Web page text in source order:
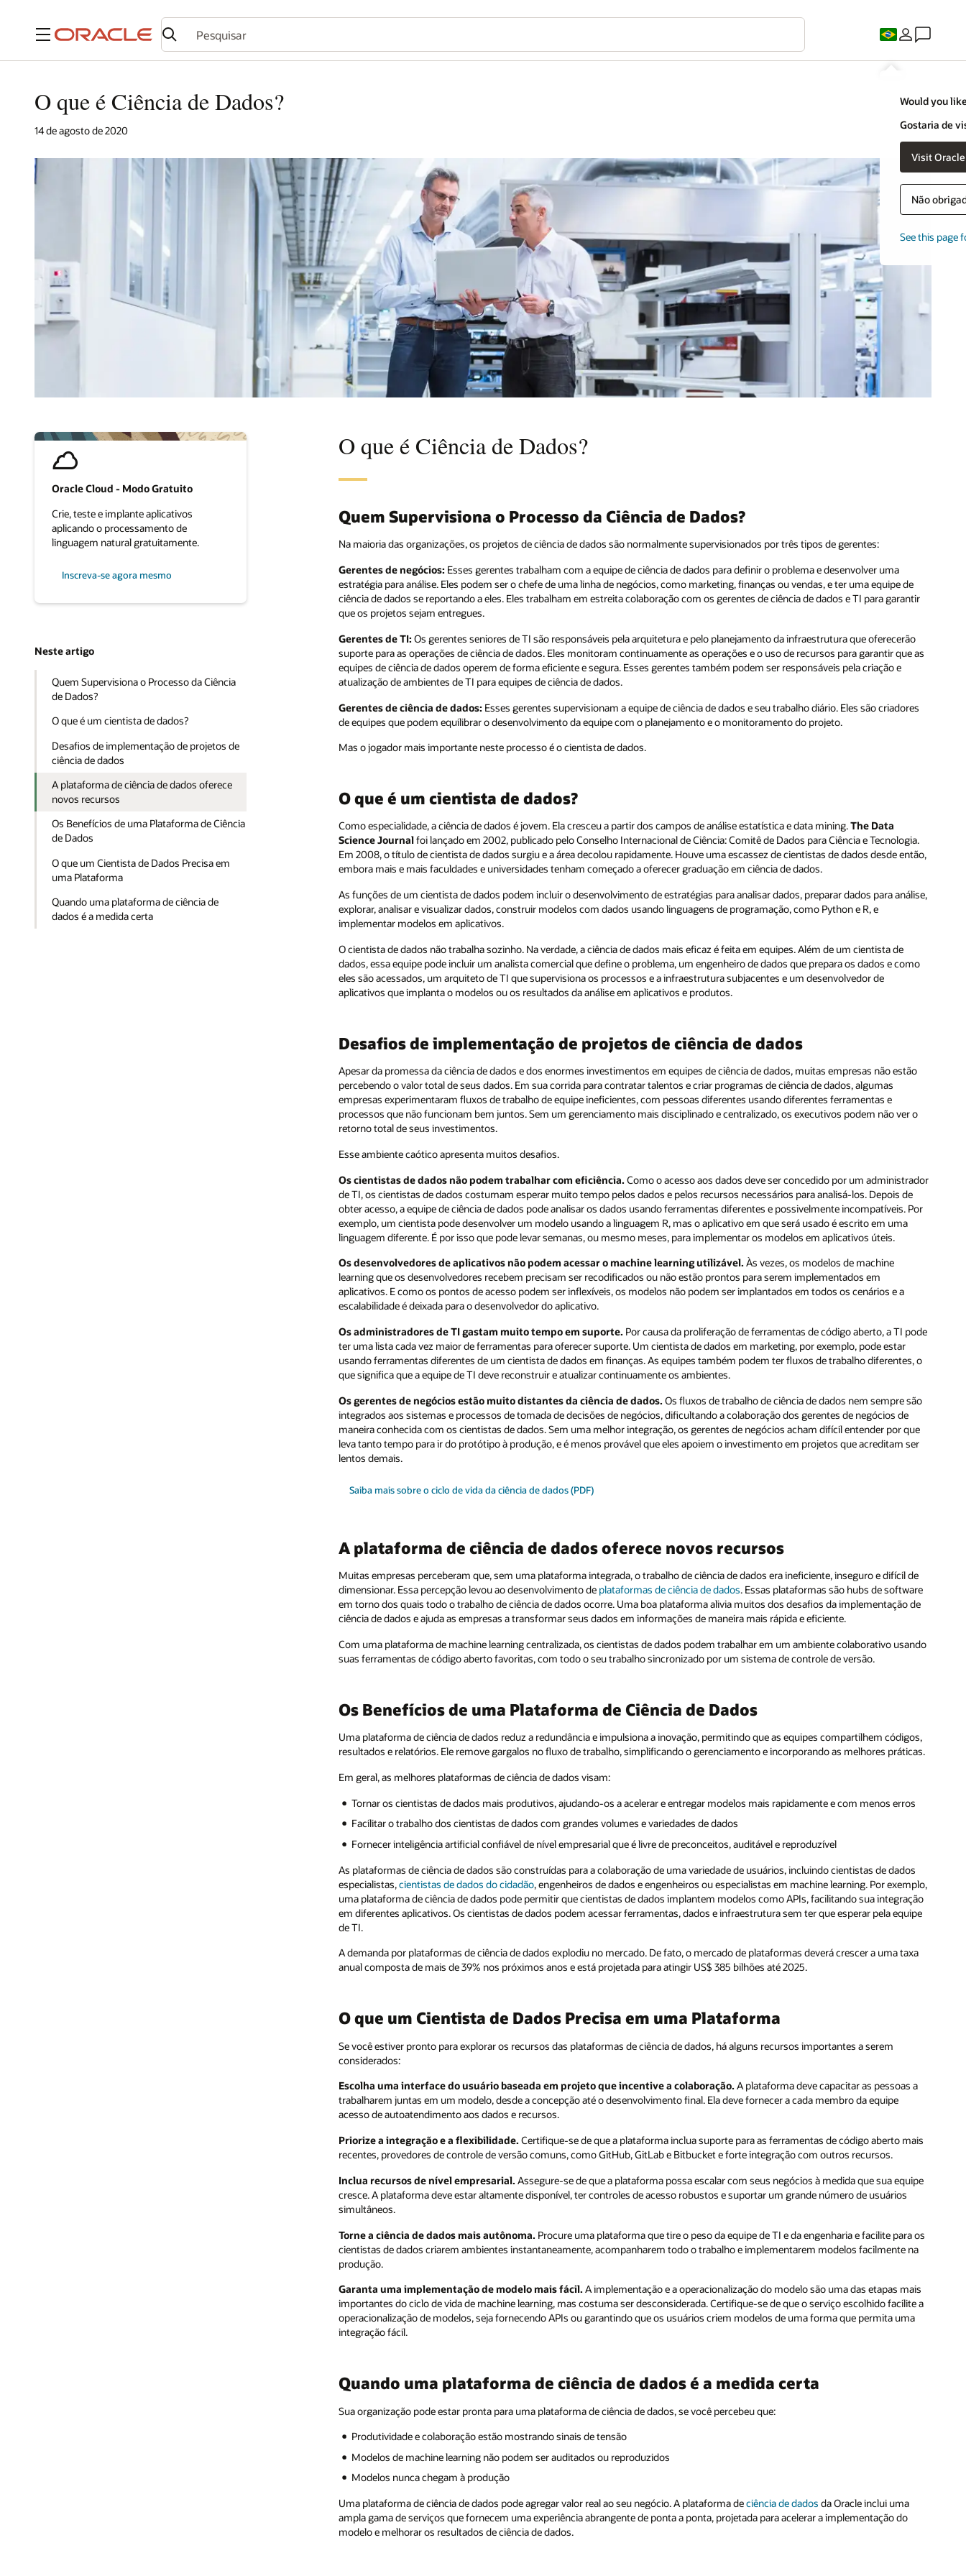
Menu
Would you
Gostaria de
Visit
Não
See this page
O que é Ciência de Dados?
14 de agosto de 2020
Oracle Cloud - Modo Gratuito
Crie, teste e implante aplicativos
aplicando o processamento de
linguagem natural gratuitamente.
Inscreva-se agora mesmo
Neste artigo
Quem Supervisiona o Processo da Ciência
de Dados?
O que é um cientista de dados?
Desafios de implementação de projetos de
ciência de dados
A plataforma de ciência de dados oferece
novos recursos
Os Benefícios de uma Plataforma de Ciência
de Dados
O que um Cientista de Dados Precisa em
uma Plataforma
Quando uma plataforma de ciência de
dados é a medida certa
O que é Ciência de Dados?
Quem Supervisiona o Processo da Ciência de Dados?
Na maioria das organizações, os projetos de ciência de dados são normalmente supervisionados por três tipos de gerentes:
Gerentes de negócios: Esses gerentes trabalham com a equipe de ciência de dados para definir o problema e desenvolver uma
estratégia para análise. Eles podem ser o chefe de uma linha de negócios, como marketing, finanças ou vendas, e ter uma equipe de
ciência de dados se reportando a eles. Eles trabalham em estreita colaboração com os gerentes de ciência de dados e TI para garantir
que os projetos sejam entregues.
Gerentes de TI: Os gerentes seniores de TI são responsáveis pela arquitetura e pelo planejamento da infraestrutura que oferecerão
suporte para as operações de ciência de dados. Eles monitoram continuamente as operações e o uso de recursos para garantir que as
equipes de ciência de dados operem de forma eficiente e segura. Esses gerentes também podem ser responsáveis pela criação e
atualização de ambientes de TI para equipes de ciência de dados.
Gerentes de ciência de dados: Esses gerentes supervisionam a equipe de ciência de dados e seu trabalho diário. Eles são criadores
de equipes que podem equilibrar o desenvolvimento da equipe com o planejamento e o monitoramento do projeto.
Mas o jogador mais importante neste processo é o cientista de dados.
O que é um cientista de dados?
Como especialidade, a ciência de dados é jovem. Ela cresceu a partir dos campos de análise estatística e data mining.The Data
Science Journalfoi lançado em 2002, publicado pelo Conselho Internacional de Ciência: Comitê de Dados para Ciência e Tecnologia.
Em 2008, o título de cientista de dados surgiu e a área decolou rapidamente. Houve uma escassez de cientistas de dados desde então,
embora mais e mais faculdades e universidades tenham começado a oferecer graduação em ciência de dados.
As funções de um cientista de dados podem incluir o desenvolvimento de estratégias para analisar dados, preparar dados para análise,
explorar, analisar e visualizar dados, construir modelos com dados usando linguagens de programação, como Python e R, e
implementar modelos em aplicativos.
O cientista de dados não trabalha sozinho. Na verdade, a ciência de dados mais eficaz é feita em equipes. Além de um cientista de
dados, essa equipe pode incluir um analista comercial que define o problema, um engenheiro de dados que prepara os dados e como
eles são acessados, um arquiteto de TI que supervisiona os processos e a infraestrutura subjacentes e um desenvolvedor de
aplicativos que implanta o modelos ou os resultados da análise em aplicativos e produtos.
Desafios de implementação de projetos de ciência de dados
Apesar da promessa da ciência de dados e dos enormes investimentos em equipes de ciência de dados, muitas empresas não estão
percebendo o valor total de seus dados. Em sua corrida para contratar talentos e criar programas de ciência de dados, algumas
empresas experimentaram fluxos de trabalho de equipe ineficientes, com pessoas diferentes usando diferentes ferramentas e
processos que não funcionam bem juntos. Sem um gerenciamento mais disciplinado e centralizado, os executivos podem não ver o
retorno total de seus investimentos.
Esse ambiente caótico apresenta muitos desafios.
Os cientistas de dados não podem trabalhar com eficiência. Como o acesso aos dados deve ser concedido por um administrador
de TI, os cientistas de dados costumam esperar muito tempo pelos dados e pelos recursos necessários para analisá-los. Depois de
obter acesso, a equipe de ciência de dados pode analisar os dados usando ferramentas diferentes e possivelmente incompatíveis. Por
exemplo, um cientista pode desenvolver um modelo usando a linguagem R, mas o aplicativo em que será usado é escrito em uma
linguagem diferente. É por isso que pode levar semanas, ou mesmo meses, para implementar os modelos em aplicativos úteis.
Os desenvolvedores de aplicativos não podem acessar o machine learning utilizável. Às vezes, os modelos de machine
learning que os desenvolvedores recebem precisam ser recodificados ou não estão prontos para serem implementados em
aplicativos. E como os pontos de acesso podem ser inflexíveis, os modelos não podem ser implantados em todos os cenários e a
escalabilidade é deixada para o desenvolvedor do aplicativo.
Os administradores de TI gastam muito tempo em suporte. Por causa da proliferação de ferramentas de código aberto, a TI pode
ter uma lista cada vez maior de ferramentas para oferecer suporte. Um cientista de dados em marketing, por exemplo, pode estar
usando ferramentas diferentes de um cientista de dados em finanças. As equipes também podem ter fluxos de trabalho diferentes, o
que significa que a equipe de TI deve reconstruir e atualizar continuamente os ambientes.
Os gerentes de negócios estão muito distantes da ciência de dados. Os fluxos de trabalho de ciência de dados nem sempre são
integrados aos sistemas e processos de tomada de decisões de negócios, dificultando a colaboração dos gerentes de negócios de
maneira conhecida com os cientistas de dados. Sem uma melhor integração, os gerentes de negócios acham difícil entender por que
leva tanto tempo para ir do protótipo à produção, e é menos provável que eles apoiem o investimento em projetos que acreditam ser
lentos demais.
Saiba mais sobre o ciclo de vida da ciência de dados (PDF)
A plataforma de ciência de dados oferece novos recursos
Muitas empresas perceberam que, sem uma plataforma integrada, o trabalho de ciência de dados era ineficiente, inseguro e difícil de
dimensionar. Essa percepção levou ao desenvolvimento de plataformas de ciência de dados. Essas plataformas são hubs de software
em torno dos quais todo o trabalho de ciência de dados ocorre. Uma boa plataforma alivia muitos dos desafios da implementação de
ciência de dados e ajuda as empresas a transformar seus dados em informações de maneira mais rápida e eficiente.
Com uma plataforma de machine learning centralizada, os cientistas de dados podem trabalhar em um ambiente colaborativo usando
suas ferramentas de código aberto favoritas, com todo o seu trabalho sincronizado por um sistema de controle de versão.
Os Benefícios de uma Plataforma de Ciência de Dados
Uma plataforma de ciência de dados reduz a redundância e impulsiona a inovação, permitindo que as equipes compartilhem códigos,
resultados e relatórios. Ele remove gargalos no fluxo de trabalho, simplificando o gerenciamento e incorporando as melhores práticas.
Em geral, as melhores plataformas de ciência de dados visam:
Tornar os cientistas de dados mais produtivos, ajudando-os a acelerar e entregar modelos mais rapidamente e com menos erros
Facilitar o trabalho dos cientistas de dados com grandes volumes e variedades de dados
Fornecer inteligência artificial confiável de nível empresarial que é livre de preconceitos, auditável e reproduzível
As plataformas de ciência de dados são construídas para a colaboração de uma variedade de usuários, incluindo cientistas de dados
especialistas,cientistas de dados do cidadão, engenheiros de dados e engenheiros ou especialistas em machine learning. Por exemplo,
uma plataforma de ciência de dados pode permitir que cientistas de dados implantem modelos como APIs, facilitando sua integração
em diferentes aplicativos. Os cientistas de dados podem acessar ferramentas, dados e infraestrutura sem ter que esperar pela equipe
de TI.
A demanda por plataformas de ciência de dados explodiu no mercado. De fato, o mercado de plataformas deverá crescer a uma taxa
anual composta de mais de 39% nos próximos anos e está projetada para atingir US$ 385 bilhões até 2025.
O que um Cientista de Dados Precisa em uma Plataforma
Se você estiver pronto para explorar os recursos das plataformas de ciência de dados, há alguns recursos importantes a serem
considerados:
Escolha uma interface do usuário baseada em projeto que incentive a colaboração. A plataforma deve capacitar as pessoas a
trabalharem juntas em um modelo, desde a concepção até o desenvolvimento final. Ela deve fornecer a cada membro da equipe
acesso de autoatendimento aos dados e recursos.
Priorize a integração e a flexibilidade. Certifique-se de que a plataforma inclua suporte para as ferramentas de código aberto mais
recentes, provedores de controle de versão comuns, como GitHub, GitLab e Bitbucket e forte integração com outros recursos.
Inclua recursos de nível empresarial. Assegure-se de que a plataforma possa escalar com seus negócios à medida que sua equipe
cresce. A plataforma deve estar altamente disponível, ter controles de acesso robustos e suportar um grande número de usuários
simultâneos.
Torne a ciência de dados mais autônoma. Procure uma plataforma que tire o peso da equipe de TI e da engenharia e facilite para os
cientistas de dados criarem ambientes instantaneamente, acompanharem todo o trabalho e implementarem modelos facilmente na
produção.
Garanta uma implementação de modelo mais fácil. A implementação e a operacionalização do modelo são uma das etapas mais
importantes do ciclo de vida de machine learning, mas costuma ser desconsiderada. Certifique-se de que o serviço escolhido facilite a
operacionalização de modelos, seja fornecendo APIs ou garantindo que os usuários criem modelos de uma forma que permita uma
integração fácil.
Quando uma plataforma de ciência de dados é a medida certa
Sua organização pode estar pronta para uma plataforma de ciência de dados, se você percebeu que:
Produtividade e colaboração estão mostrando sinais de tensão
Modelos de machine learning não podem ser auditados ou reproduzidos
Modelos nunca chegam à produção
Uma plataforma de ciência de dados pode agregar valor real ao seu negócio. A plataforma deciência de dados da Oracle inclui uma
ampla gama de serviços que fornecem uma experiência abrangente de ponta a ponta, projetada para acelerar a implementação do
modelo e melhorar os resultados de ciência de dados.